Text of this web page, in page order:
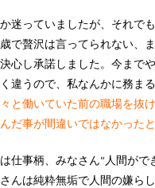
迷っていましたが、それで
で贅沢は言ってられない、
心し承諾しました。今まで
違うので、私なんかに務ま
と働いていた前の職場を抜
だ事が間違いではなかった
仕事柄、みなさん“人間がで
んは純粋無垢で人間の嫌ら